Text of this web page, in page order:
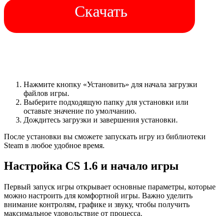
Скачать
Нажмите кнопку «Установить» для начала загрузки
файлов игры.
Выберите подходящую папку для установки или
оставьте значение по умолчанию.
Дождитесь загрузки и завершения установки.
После установки вы сможете запускать игру из библиотеки
Steam в любое удобное время.
Настройка CS 1.6 и начало игры
Первый запуск игры открывает основные параметры, которые
можно настроить для комфортной игры. Важно уделить
внимание контролям, графике и звуку, чтобы получить
максимальное удовольствие от процесса.